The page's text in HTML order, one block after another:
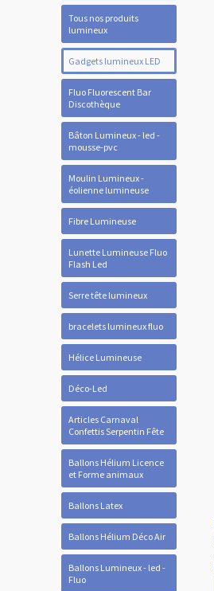
Tous nos produits
lumineux
Gadgets lumineux LED
Fluo Fluorescent Bar
Discothèque
Bâton Lumineux - led -
mousse-pvc
Moulin Lumineux -
éolienne lumineuse
Fibre Lumineuse
Lunette Lumineuse Fluo
Flash Led
Serre tête lumineux
bracelets lumineux fluo
Hélice Lumineuse
Déco-Led
Articles Carnaval
Confettis Serpentin Fête
Ballons Hélium Licence
et Forme animaux
Ballons Latex
Ballons Hélium Déco Air
Ballons Lumineux - led -
Fluo